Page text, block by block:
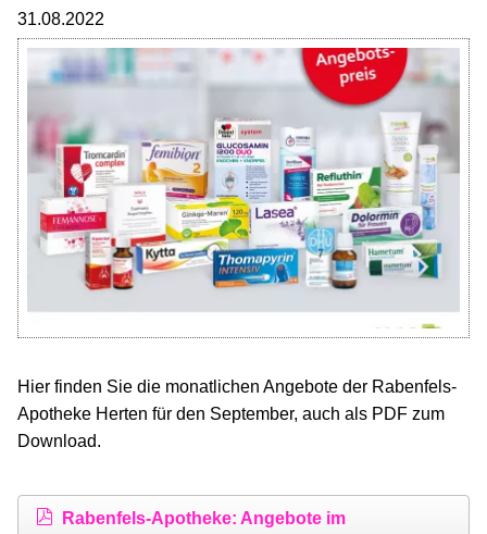
31.08.2022
Hier finden Sie die monatlichen Angebote der Rabenfels-
Apotheke Herten für den September, auch als PDF zum
Download.
Rabenfels-Apotheke: Angebote im